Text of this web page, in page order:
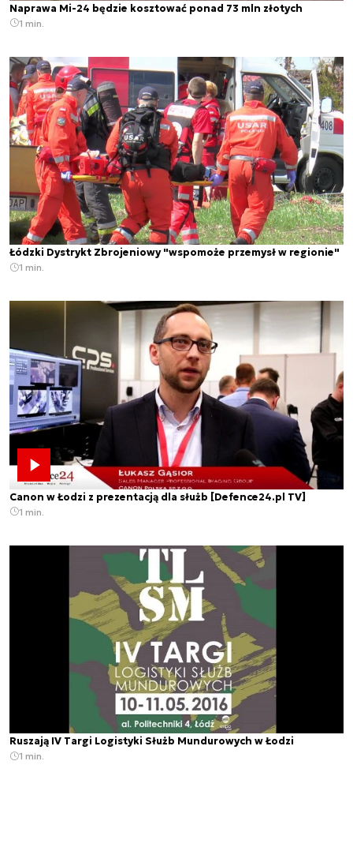
Naprawa Mi-24 będzie kosztować ponad 73 mln złotych
1 min.
Łódzki Dystrykt Zbrojeniowy "wspomoże przemysł w regionie"
1 min.
Canon w Łodzi z prezentacją dla służb [Defence24.pl TV]
1 min.
Ruszają IV Targi Logistyki Służb Mundurowych w Łodzi
1 min.